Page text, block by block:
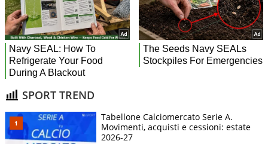
SPORT TREND
Tabellone Calciomercato Serie A.
Movimenti, acquisti e cessioni: estate
2026-27